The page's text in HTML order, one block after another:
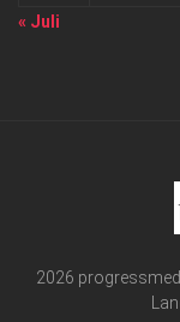
« Juli
2026